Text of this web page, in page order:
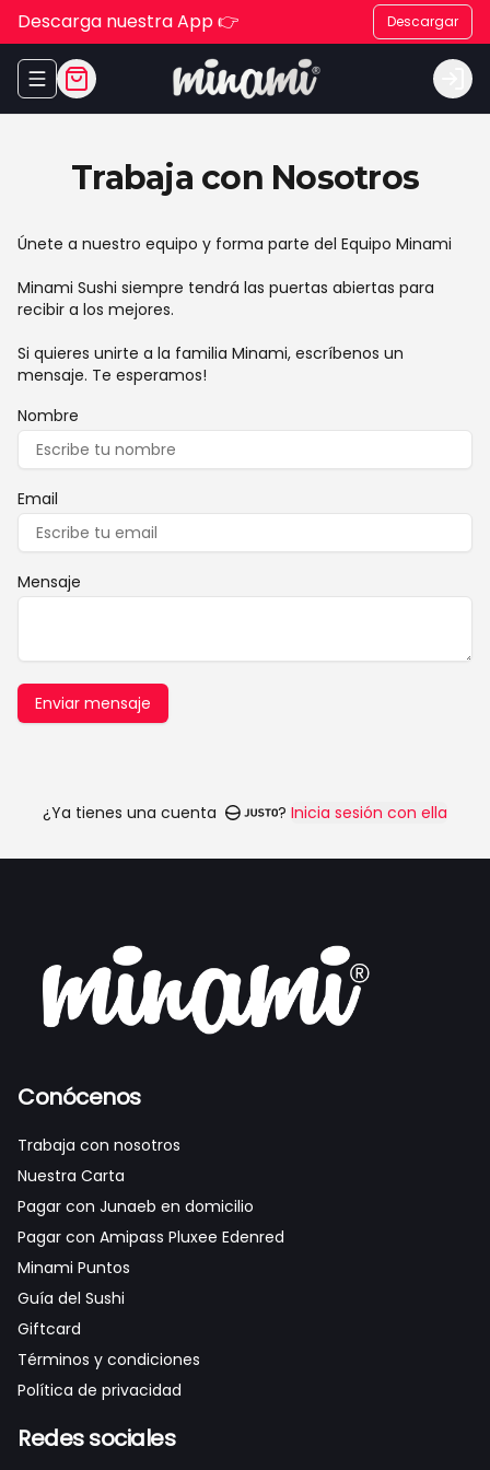
Descarga nuestra App 👉 Descargar
Abrir menu de navegación Login
Trabaja con Nosotros
Únete a nuestro equipo y forma parte del Equipo Minami
Minami Sushi siempre tendrá las puertas abiertas para
recibir a los mejores.
Si quieres unirte a la familia Minami, escríbenos un
mensaje. Te esperamos!
Nombre
Email
Mensaje
Enviar mensaje
¿Ya tienes una cuenta ? Inicia sesión con ella
Conócenos
Trabaja con nosotros
Nuestra Carta
Pagar con Junaeb en domicilio
Pagar con Amipass Pluxee Edenred
Minami Puntos
Guía del Sushi
Giftcard
Términos y condiciones
Política de privacidad
Redes sociales